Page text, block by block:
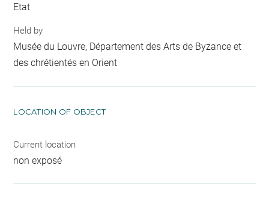
Etat
Held by
Musée du Louvre, Département des Arts de Byzance et
des chrétientés en Orient
LOCATION OF OBJECT
Current location
non exposé